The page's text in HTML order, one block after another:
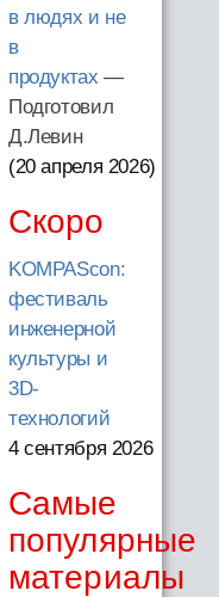
в людях и не
в
продуктах —
Подготовил
Д.Левин
(20 апреля 2026)
Скоро
KOMPAScon:
фестиваль
инженерной
культуры и
3D-
технологий
4 сентября 2026
Самые
популярные
материалы